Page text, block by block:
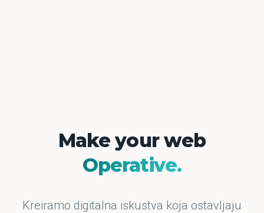
Make your web
Operative.
Kreiramo digitalna iskustva koja ostavljaju